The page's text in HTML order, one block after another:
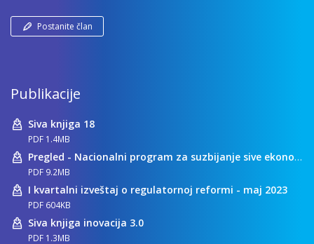
Postanite član
Publikacije
Siva knjiga 18
PDF 1.4MB
Pregled - Nacionalni program za suzbijanje sive ekonomije
PDF 9.2MB
I kvartalni izveštaj o regulatornoj reformi - maj 2023
PDF 604KB
Siva knjiga inovacija 3.0
PDF 1.3MB